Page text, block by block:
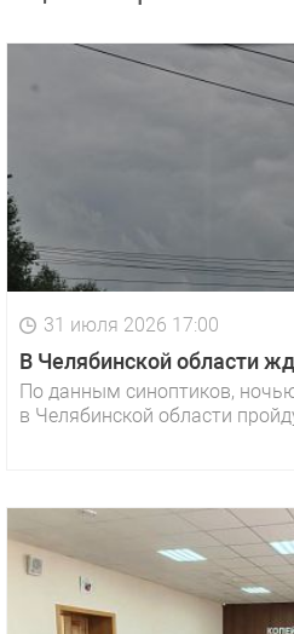
31 июля 2026 17:00
В Челябинской области
По данным синоптиков,
в Челябинской области